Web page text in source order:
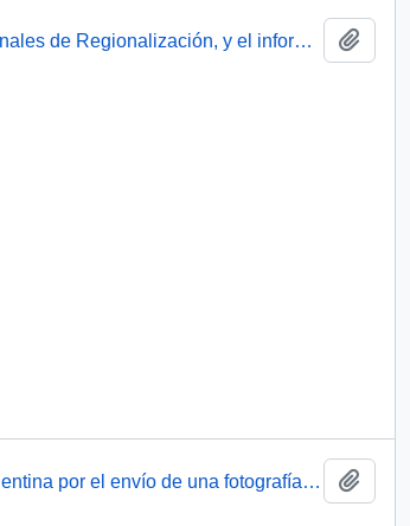
[ Carta con las Conclusiones de las VIII Jornadas Nacionales de Regionalización, y el informe "Marco Jurídico para un Proceso de Descentralización Administrativa"]
[ Carta de agradecimiento al Embajador de Chile en Argentina por el envío de una fotografía poco conocida del histórico "abrazo del Estrecho"]